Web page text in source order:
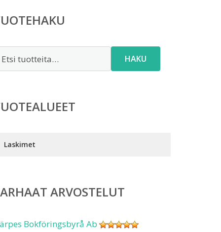
HAKU
Laskimet
ARVOSTELUT
Bokföringsbyrå Ab